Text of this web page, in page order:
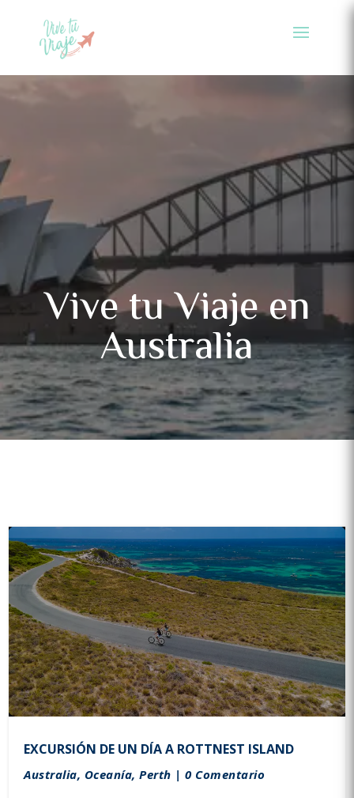
Vive tu Viaje en
Australia
EXCURSIÓN DE UN DÍA A ROTTNEST ISLAND
Australia, Oceanía,Perth | 0 Comentario